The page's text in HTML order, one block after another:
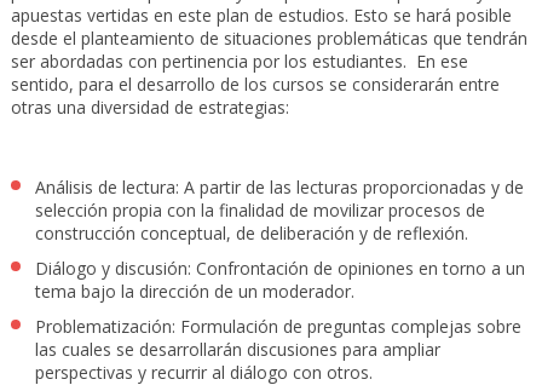
apuestas vertidas en este plan de estudios. Esto se hará posible
desde el planteamiento de situaciones problemáticas que tendrán
ser abordadas con pertinencia por los estudiantes. En ese
sentido, para el desarrollo de los cursos se considerarán entre
otras una diversidad de estrategias:
Análisis de lectura: A partir de las lecturas proporcionadas y de
selección propia con la finalidad de movilizar procesos de
construcción conceptual, de deliberación y de reflexión.
Diálogo y discusión: Confrontación de opiniones en torno a un
tema bajo la dirección de un moderador.
Problematización: Formulación de preguntas complejas sobre
las cuales se desarrollarán discusiones para ampliar
perspectivas y recurrir al diálogo con otros.